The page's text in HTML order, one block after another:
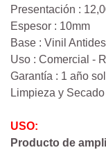
Presentación :
Espesor : 10mm
Base : Vinil
Uso : Comercial -
Garantía : 1 año
Limpieza y
USO:
Producto de